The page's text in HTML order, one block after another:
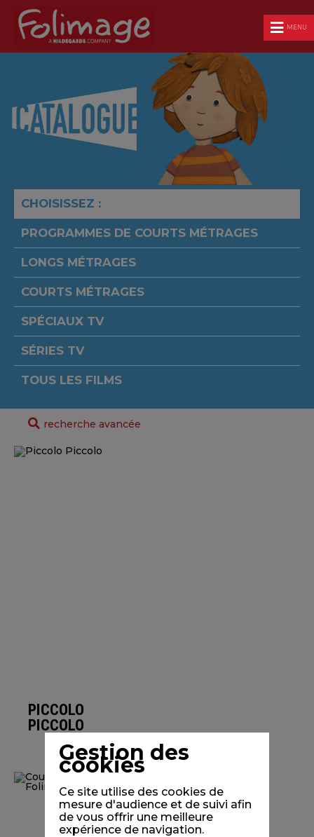
MENU
CHOISISSEZ :
PROGRAMMES DE COURTS MÉTRAGES
LONGS MÉTRAGES
COURTS MÉTRAGES
SPÉCIAUX TV
SÉRIES TV
TOUS LES FILMS
recherche avancée
PICCOLO
PICCOLO
Gestion des
cookies
Ce site utilise des cookies de
mesure d'audience et de suivi afin
de vous offrir une meilleure
expérience de navigation.